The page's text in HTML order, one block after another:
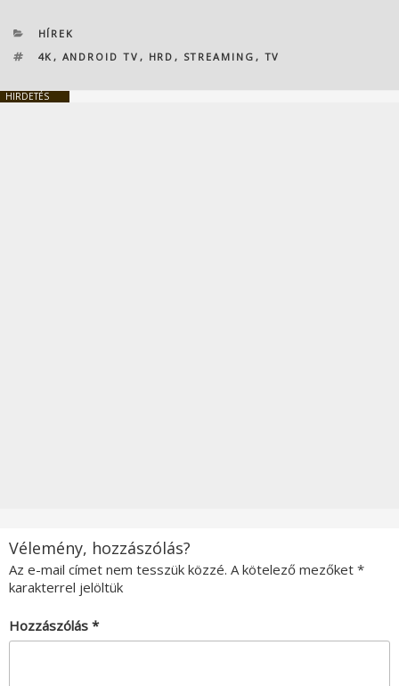
KATEGÓRIÁK
HÍREK
CÍMKÉK
4K , ANDROID TV , HRD , STREAMING , TV
HIRDETÉS
Vélemény, hozzászólás?
Az e-mail címet nem tesszük közzé. A kötelező mezőket *
karakterrel jelöltük
Hozzászólás *